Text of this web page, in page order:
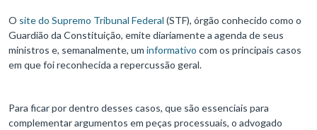
O site do Supremo Tribunal Federal (STF), órgão conhecido como o
Guardião da Constituição, emite diariamente a agenda de seus
ministros e, semanalmente, um informativo com os principais casos
em que foi reconhecida a repercussão geral.
Para ficar por dentro desses casos, que são essenciais para
complementar argumentos em peças processuais, o advogado